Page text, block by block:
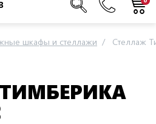
шкафы и стеллажи Стеллаж